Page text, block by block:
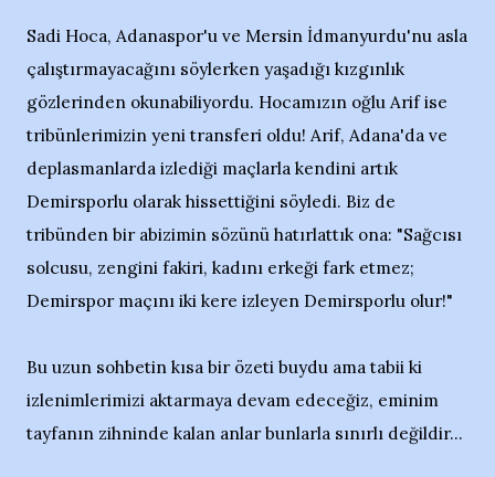
Sadi Hoca, Adanaspor'u ve Mersin İdmanyurdu'nu asla
çalıştırmayacağını söylerken yaşadığı kızgınlık
gözlerinden okunabiliyordu. Hocamızın oğlu Arif ise
tribünlerimizin yeni transferi oldu! Arif, Adana'da ve
deplasmanlarda izlediği maçlarla kendini artık
Demirsporlu olarak hissettiğini söyledi. Biz de
tribünden bir abizimin sözünü hatırlattık ona: "Sağcısı
solcusu, zengini fakiri, kadını erkeği fark etmez;
Demirspor maçını iki kere izleyen Demirsporlu olur!"
Bu uzun sohbetin kısa bir özeti buydu ama tabii ki
izlenimlerimizi aktarmaya devam edeceğiz, eminim
tayfanın zihninde kalan anlar bunlarla sınırlı değildir...